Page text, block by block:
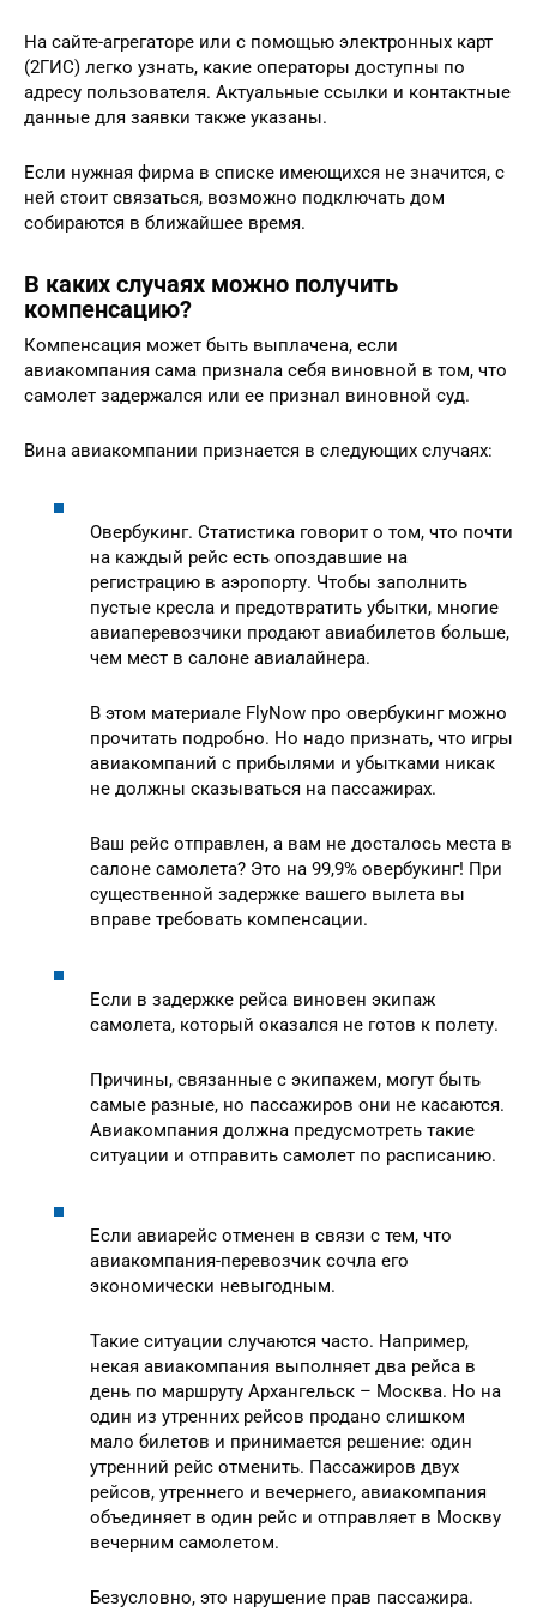
На сайте-агрегаторе или с помощью электронных карт
(2ГИС) легко узнать, какие операторы доступны по
адресу пользователя. Актуальные ссылки и контактные
данные для заявки также указаны.
Если нужная фирма в списке имеющихся не значится, с
ней стоит связаться, возможно подключать дом
собираются в ближайшее время.
В каких случаях можно получить
компенсацию?
Компенсация может быть выплачена, если
авиакомпания сама признала себя виновной в том, что
самолет задержался или ее признал виновной суд.
Вина авиакомпании признается в следующих случаях:
Овербукинг. Статистика говорит о том, что почти
на каждый рейс есть опоздавшие на
регистрацию в аэропорту. Чтобы заполнить
пустые кресла и предотвратить убытки, многие
авиаперевозчики продают авиабилетов больше,
чем мест в салоне авиалайнера.
В этом материале FlyNow про овербукинг можно
прочитать подробно. Но надо признать, что игры
авиакомпаний с прибылями и убытками никак
не должны сказываться на пассажирах.
Ваш рейс отправлен, а вам не досталось места в
салоне самолета? Это на 99,9% овербукинг! При
существенной задержке вашего вылета вы
вправе требовать компенсации.
Если в задержке рейса виновен экипаж
самолета, который оказался не готов к полету.
Причины, связанные с экипажем, могут быть
самые разные, но пассажиров они не касаются.
Авиакомпания должна предусмотреть такие
ситуации и отправить самолет по расписанию.
Если авиарейс отменен в связи с тем, что
авиакомпания-перевозчик сочла его
экономически невыгодным.
Такие ситуации случаются часто. Например,
некая авиакомпания выполняет два рейса в
день по маршруту Архангельск – Москва. Но на
один из утренних рейсов продано слишком
мало билетов и принимается решение: один
утренний рейс отменить. Пассажиров двух
рейсов, утреннего и вечернего, авиакомпания
объединяет в один рейс и отправляет в Москву
вечерним самолетом.
Безусловно, это нарушение прав пассажира.